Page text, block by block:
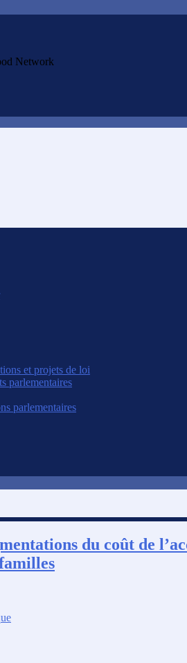
Network
et projets de loi
parlementaires
parlementaires
du coût de